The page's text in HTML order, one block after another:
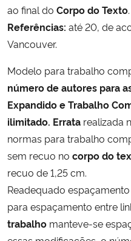
ao final do Corpo do Texto.
Referências: até 20, de
Vancouver.
Modelo para trabalho
número de autores para
Expandido e Trabalho
ilimitado. Errata realizada
normas para trabalho
sem recuo no corpo do
recuo de 1,25 cm.
Readequado
para espaçamento entre
trabalho manteve-se